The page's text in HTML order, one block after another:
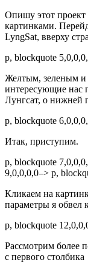
Опишу этот проект
картинками.
LyngSat, вверху
p, blockquote
Желтым, зеленым и
интересующие нас
Лунгсат, о нижней
p, blockquote
Итак, приступим.
p, blockquote
9,0,0,0,0–> p,
Кликаем на
параметры я обвел
p, blockquote
Рассмотрим более
с первого столбика